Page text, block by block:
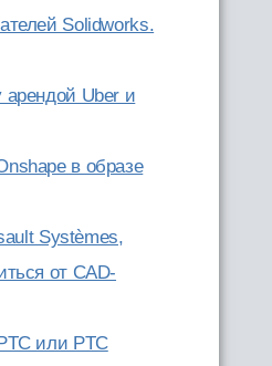
Solidworks.
Uber и
в образе
Systèmes,
от CAD-
или PTC